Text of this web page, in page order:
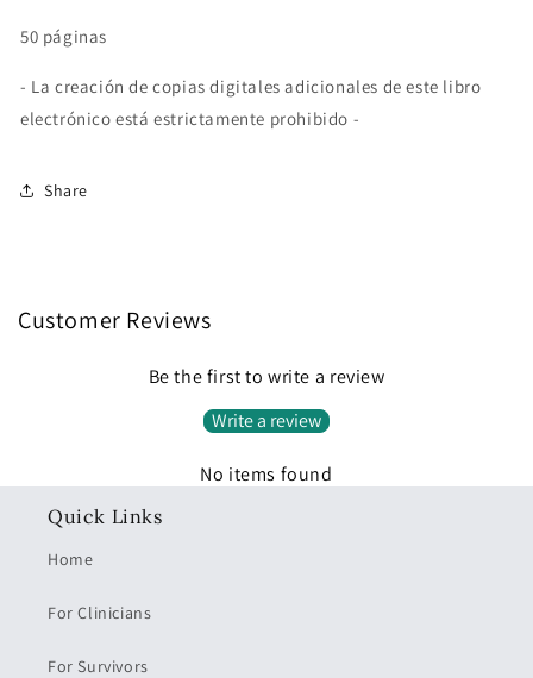
50 páginas
- La creación de copias digitales adicionales de este libro
electrónico está estrictamente prohibido -
Share
Customer Reviews
Be the first to write a review
Write a review
No items found
Quick Links
Home
For Clinicians
For Survivors